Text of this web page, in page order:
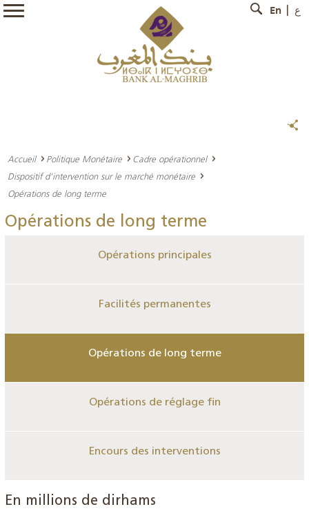
En ع
Accueil Politique Monétaire
Cadre opérationnel
Dispositif d’intervention sur le marché monétaire
Opérations de long terme
Opérations de long terme
Opérations principales
Facilités permanentes
Opérations de long terme
Opérations de réglage fin
Encours des interventions
En millions de dirhams